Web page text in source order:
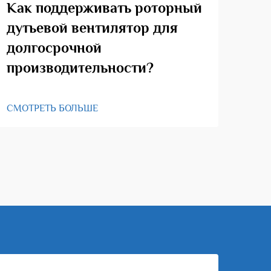
Как поддерживать роторный
дутьевой вентилятор для
долгосрочной
производительности?
СМОТРЕТЬ БОЛЬШЕ